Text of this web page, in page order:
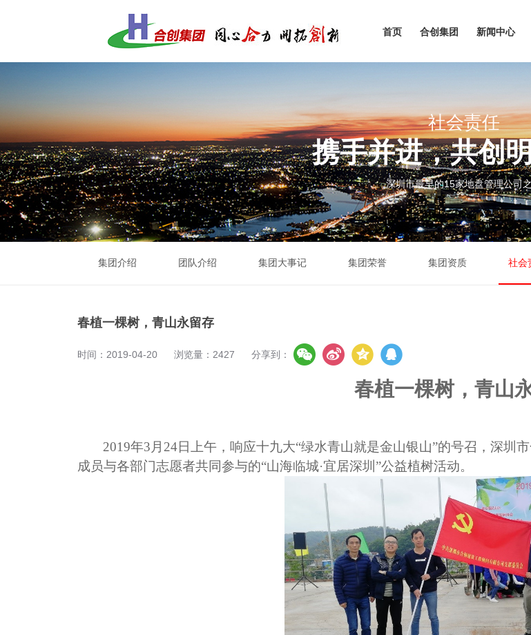
首页 合创集团 新闻中心
社会责任
携手并进，共创
深圳市最早的15家地盘管理公司
集团介绍 团队介绍 集团大事记 集团荣誉 集团资质 社会
春植一棵树，青山永留存
时间：2019-04-20 浏览量：2427 分享到：
春植一棵树，青山
2019年3月24日上午，响应十九大“绿水青山就是金山银山”的号召，深圳
成员与各部门志愿者共同参与的“山海临城·宜居深圳”公益植树活动。